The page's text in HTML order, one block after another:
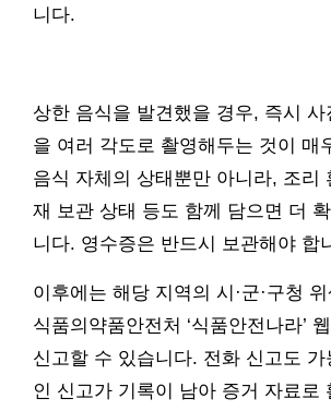
니다.
상한 음식을 발견했을 경우, 즉시
을 여러 각도로 촬영해두는 것이 매
음식 자체의 상태뿐만 아니라, 조리
재 보관 상태 등도 함께 담으면 더
니다. 영수증은 반드시 보관해야 합
이후에는 해당 지역의 시·군·구청
식품의약품안전처 ‘식품안전나라’
신고할 수 있습니다. 전화 신고도
인 신고가 기록이 남아 증거 자료로